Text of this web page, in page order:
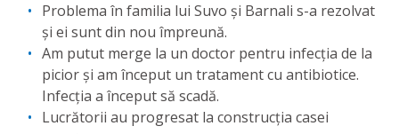
Problema în familia lui Suvo și Barnali s-a rezolvat
și ei sunt din nou împreună.
Am putut merge la un doctor pentru infecția de la
picior și am început un tratament cu antibiotice.
Infecția a început să scadă.
Lucrătorii au progresat la construcția casei